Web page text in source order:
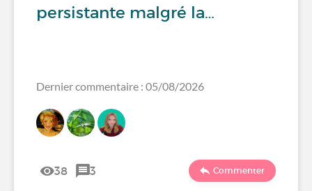
persistante malgré la…
Dernier commentaire : 05/08/2026
38 3 Commenter